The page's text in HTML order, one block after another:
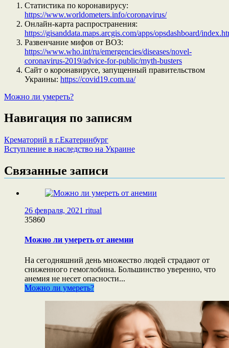
Статистика по коронавирусу:
https://www.worldometers.info/coronavirus/
Онлайн-карта распространения:
https://gisanddata.maps.arcgis.com/apps/opsdashboard/
Развенчание мифов от ВОЗ:
https://www.who.int/ru/emergencies/diseases/novel-
coronavirus-2019/advice-for-public/myth-busters
Сайт о коронавирусе, запущенный правительством
Украины: https://covid19.com.ua/
Можно ли умереть?
Навигация по записям
Крематорий в г.Екатеринбург
Вступление в наследство на Украине
Связанные записи
26 февраля, 2021 ritual
35860
Можно ли умереть от анемии
На сегодняшний день множество людей страдают от
сниженного гемоглобина. Большинство уверенно, что
анемия не несет опасности...
Можно ли умереть?